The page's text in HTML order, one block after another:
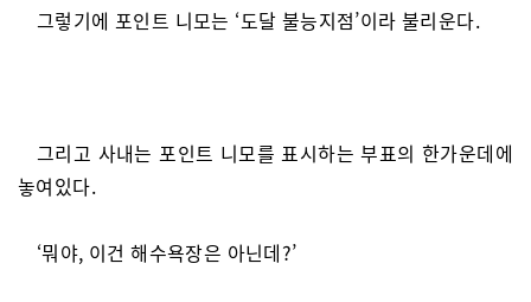
그렇기에 포인트 니모는 ‘도달 불능지점’이라 불리운다.
그리고 사내는 포인트 니모를 표시하는 부표의 한가운데에
놓여있다.
‘뭐야, 이건 해수욕장은 아닌데?’